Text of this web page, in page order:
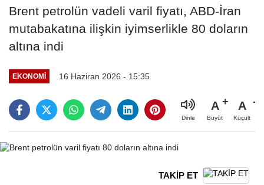
Brent petrolün vadeli varil fiyatı, ABD-İran
mutabakatına ilişkin iyimserlikle 80 doların
altına indi
EKONOMI 16 Haziran 2026 - 15:35
Dinle
A
Büyüt
A
Küçült
TAKİP ET